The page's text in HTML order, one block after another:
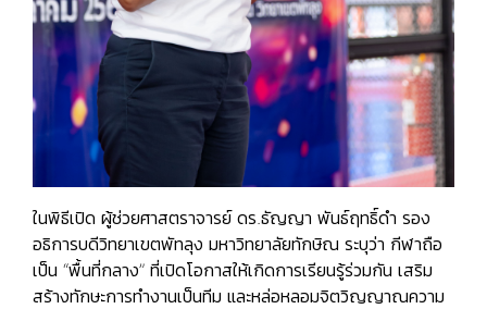
ในพิธีเปิด ผู้ช่วยศาสตราจารย์ ดร.ธัญญา พันธ์ฤทธิ์ดำ รอง
อธิการบดีวิทยาเขตพัทลุง มหาวิทยาลัยทักษิณ ระบุว่า กีฬาถือ
เป็น “พื้นที่กลาง” ที่เปิดโอกาสให้เกิดการเรียนรู้ร่วมกัน เสริม
สร้างทักษะการทำงานเป็นทีม และหล่อหลอมจิตวิญญาณความ